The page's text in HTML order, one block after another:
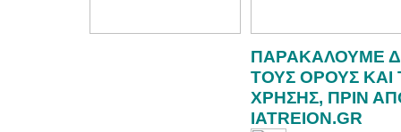
ΠΑΡΑΚΑΛΟΥΜΕ
ΤΟΥΣ ΟΡΟΥΣ ΚΑΙ
ΧΡΗΣΗΣ, ΠΡΙΝ
IATREION.GR